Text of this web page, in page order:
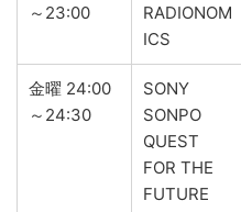
～23:00
RADIONOM
ICS
金曜 24:00
～24:30
SONY
SONPO
QUEST
FOR THE
FUTURE